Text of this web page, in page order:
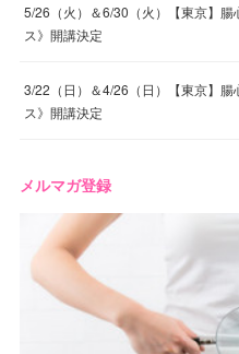
5/26（火）＆6/30（火）【東京】
ス》開講決定
3/22（日）＆4/26（日）【東京】
ス》開講決定
メルマガ登録